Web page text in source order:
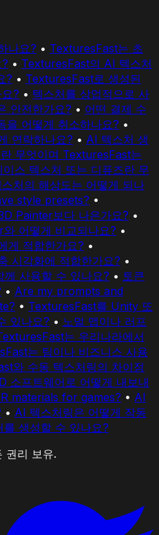
나요? • TexturesFast는 초
• TexturesFast의 AI 텍스처
? • TexturesFast로 생성된
? • 텍스처를 상업적으로 사
안전한가요? • 어떤 결제 수
을 어떻게 취소하나요? •
연락하나요? • AI 텍스처 생
무엇이며 TexturesFast는
스 텍스처 또는 디퓨즈란 무
처의 해상도는 어떻게 되나
style presets? •
Painter보다 나은가요? •
어떻게 비교되나요? •
게 적합한가요? •
시각화에 적합한가요? •
사용할 수 있나요? • 토큰
• Are my prompts and
• TexturesFast를 Unity 또
있나요? • 노멀 맵이나 러프
는 우리나라에서
는 팀이나 비즈니스 사용
와 수동 텍스처링의 차이점
소프트웨어로 어떻게 내보내
materials for games? • AI
• AI 텍스처링은 어떻게 작동
생성할 수 있나요?
리 보유.